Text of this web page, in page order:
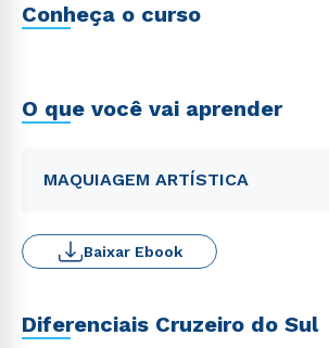
Conheça o curso
O que você vai aprender
MAQUIAGEM ARTÍSTICA
Baixar Ebook
Diferenciais Cruzeiro do Sul